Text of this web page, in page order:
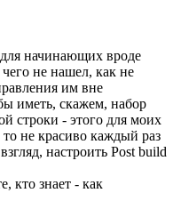
начинающих вроде
не нашел, как не
им вне
иметь, скажем, набор
строки - этого для моих
не красиво каждый раз
настроить Post build
кто знает - как